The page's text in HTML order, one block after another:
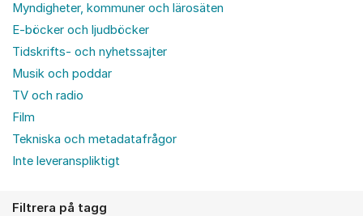
Myndigheter, kommuner och lärosäten
E-böcker och ljudböcker
Tidskrifts- och nyhetssajter
Musik och poddar
TV och radio
Film
Tekniska och metadatafrågor
Inte leveranspliktigt
Filtrera på tagg